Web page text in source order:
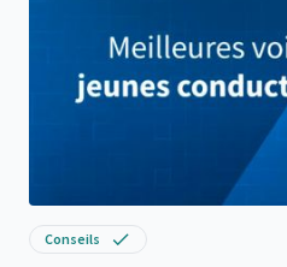
Conseils